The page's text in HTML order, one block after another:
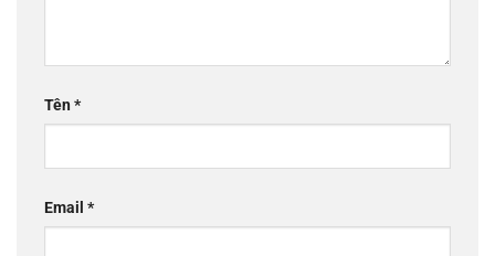
Tên*
Email *